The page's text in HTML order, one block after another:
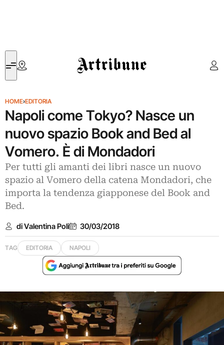
Artribune
HOME›EDITORIA
Napoli come Tokyo? Nasce un
nuovo spazio Book and Bed al
Vomero. È di Mondadori
Per tutti gli amanti dei libri nasce un nuovo
spazio al Vomero della catena Mondadori, che
importa la tendenza giapponese del Book and
Bed.
di Valentina Poli 30/03/2018
TAG EDITORIA NAPOLI